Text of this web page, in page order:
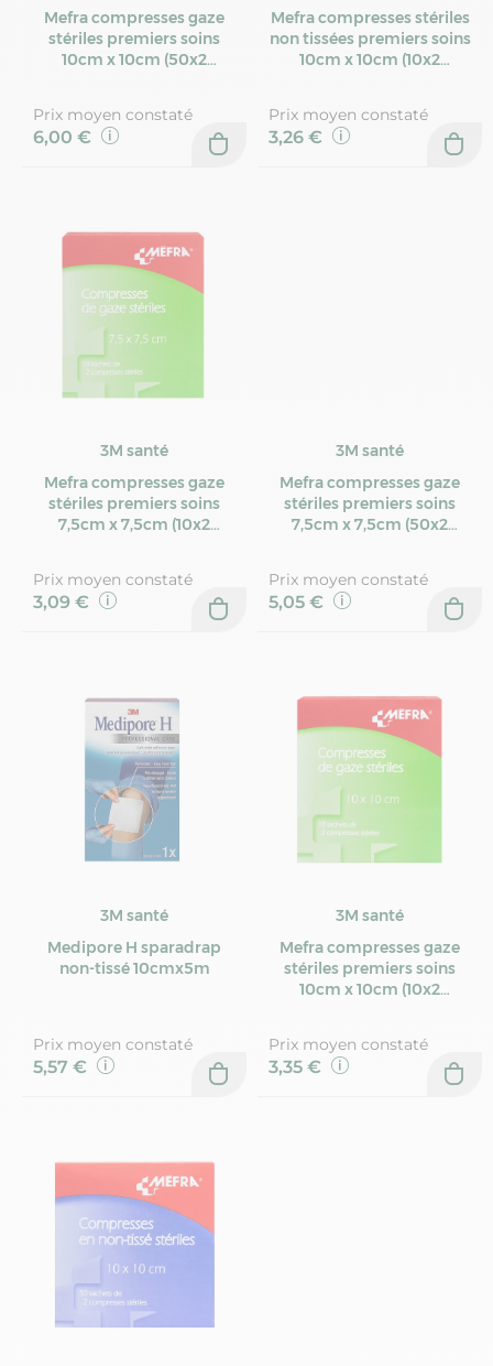
Mefra compresses gaze
stériles premiers soins
10cm x 10cm (50x2
Prix moyen constaté
6,00 €
Mefra compresses stériles
non tissées premiers soins
10cm x 10cm (10x2
Prix moyen constaté
3,26 €
3M santé
Mefra compresses gaze
stériles premiers soins
7,5cm x 7,5cm (10x2
Prix moyen constaté
3,09 €
3M santé
Mefra compresses gaze
stériles premiers soins
7,5cm x 7,5cm (50x2
Prix moyen constaté
5,05 €
3M santé
Medipore H sparadrap
non-tissé 10cmx5m
Prix moyen constaté
5,57 €
3M santé
Mefra compresses gaze
stériles premiers soins
10cm x 10cm (10x2
Prix moyen constaté
3,35 €